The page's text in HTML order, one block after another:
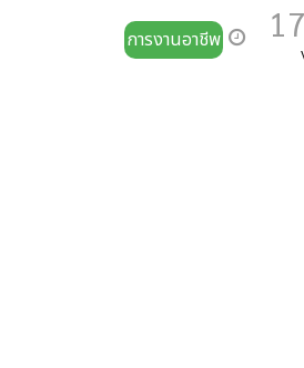
การงานอาชีพ